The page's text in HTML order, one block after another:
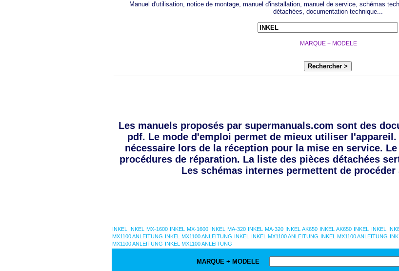
Manuel d'utilisation, notice de montage, manuel d'installation, manuel de service, schémas
détachées, documentation technique...
MARQUE + MODELE
Rechercher >
Les manuels proposés par supermanuals.com sont des
pdf. Le mode d'emploi permet de mieux utiliser
nécessaire lors de la réception pour la mise en service.
procédures de réparation. La liste des pièces détachées
Les schémas internes permettent de
INKEL INKEL MX-1600 INKEL MX-1600 INKEL MA-320 INKEL MA-320 INKEL AK650 INKEL AK650 INKEL INKEL
MX1100 ANLEITUNG INKEL MX1100 ANLEITUNG INKEL INKEL MX1100 ANLEITUNG INKEL MX1100 ANLEITUNG
MX1100 ANLEITUNG INKEL MX1100 ANLEITUNG
MARQUE + MODELE